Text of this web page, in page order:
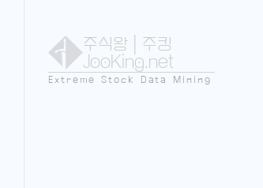
주식왕 | 주킹
JooKing.net
Extreme Stock Data Mining